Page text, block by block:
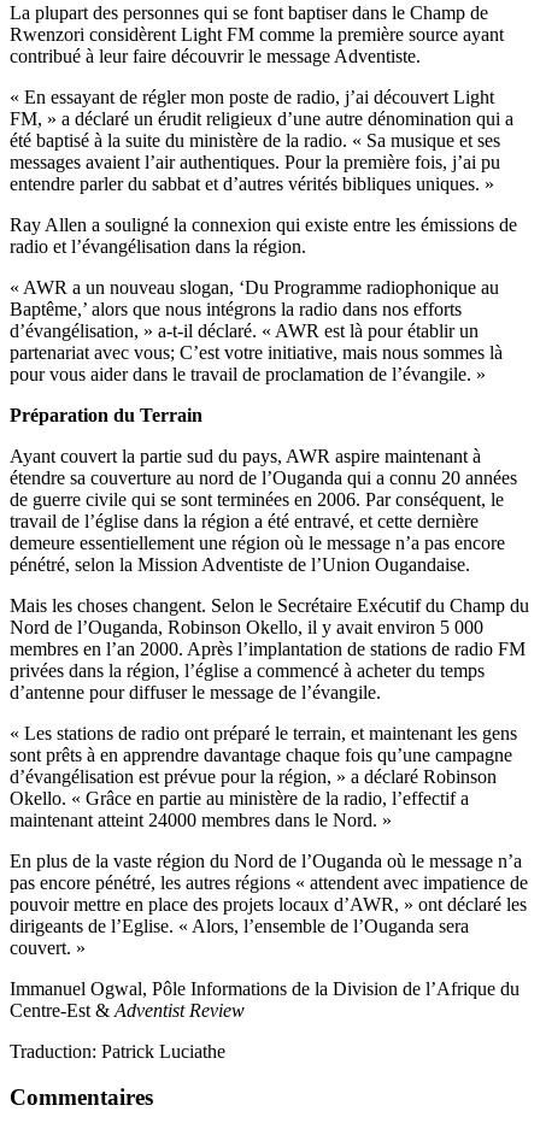
La plupart des personnes qui se font baptiser dans le Champ de
Rwenzori considèrent Light FM comme la première source ayant
contribué à leur faire découvrir le message Adventiste.
« En essayant de régler mon poste de radio, j’ai découvert Light
FM, » a déclaré un érudit religieux d’une autre dénomination qui a
été baptisé à la suite du ministère de la radio. « Sa musique et ses
messages avaient l’air authentiques. Pour la première fois, j’ai pu
entendre parler du sabbat et d’autres vérités bibliques uniques. »
Ray Allen a souligné la connexion qui existe entre les émissions de
radio et l’évangélisation dans la région.
« AWR a un nouveau slogan, ‘Du Programme radiophonique au
Baptême,’ alors que nous intégrons la radio dans nos efforts
d’évangélisation, » a-t-il déclaré. « AWR est là pour établir un
partenariat avec vous; C’est votre initiative, mais nous sommes là
pour vous aider dans le travail de proclamation de l’évangile. »
Préparation du Terrain
Ayant couvert la partie sud du pays, AWR aspire maintenant à
étendre sa couverture au nord de l’Ouganda qui a connu 20 années
de guerre civile qui se sont terminées en 2006. Par conséquent, le
travail de l’église dans la région a été entravé, et cette dernière
demeure essentiellement une région où le message n’a pas encore
pénétré, selon la Mission Adventiste de l’Union Ougandaise.
Mais les choses changent. Selon le Secrétaire Exécutif du Champ du
Nord de l’Ouganda, Robinson Okello, il y avait environ 5 000
membres en l’an 2000. Après l’implantation de stations de radio FM
privées dans la région, l’église a commencé à acheter du temps
d’antenne pour diffuser le message de l’évangile.
« Les stations de radio ont préparé le terrain, et maintenant les gens
sont prêts à en apprendre davantage chaque fois qu’une campagne
d’évangélisation est prévue pour la région, » a déclaré Robinson
Okello. « Grâce en partie au ministère de la radio, l’effectif a
maintenant atteint 24000 membres dans le Nord. »
En plus de la vaste région du Nord de l’Ouganda où le message n’a
pas encore pénétré, les autres régions « attendent avec impatience de
pouvoir mettre en place des projets locaux d’AWR, » ont déclaré les
dirigeants de l’Eglise. « Alors, l’ensemble de l’Ouganda sera
couvert. »
Immanuel Ogwal, Pôle Informations de la Division de l’Afrique du
Centre-Est & Adventist Review
Traduction: Patrick Luciathe
Commentaires